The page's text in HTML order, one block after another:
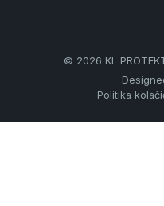
© 2026 KL
Politika